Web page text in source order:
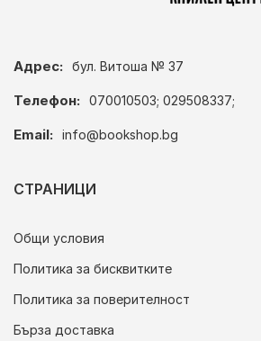
Адрес: бул. Витоша № 37
Телефон: 070010503; 029508337;
Email: info@bookshop.bg
СТРАНИЦИ
Общи условия
Политика за бисквитките
Политика за поверителност
Бърза доставка